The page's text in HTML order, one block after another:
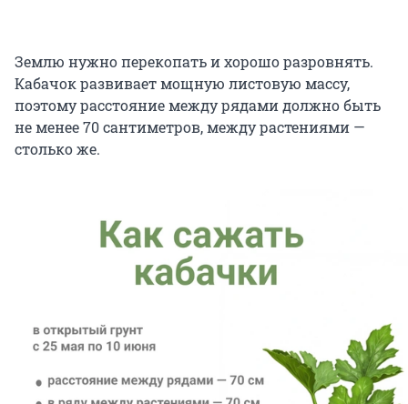
Землю нужно перекопать и хорошо разровнять.
Кабачок развивает мощную листовую массу,
поэтому расстояние между рядами должно быть
не менее 70 сантиметров, между растениями —
столько же.